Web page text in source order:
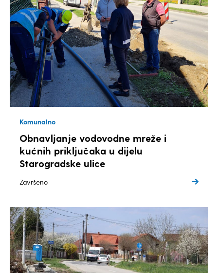
Komunalno
Obnavljanje vodovodne mreže i
kućnih priključaka u dijelu
Starogradske ulice
Završeno